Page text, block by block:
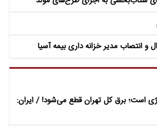
و انتصاب مدیر خزانه داری بیمه آسیا
است؛ برق کل تهران قطع می‌شود! / ایران: